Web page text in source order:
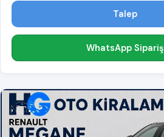
Talep
WhatsApp Sipariş